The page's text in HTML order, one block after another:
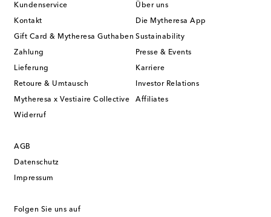
Kundenservice
Kontakt
Gift Card & Mytheresa Guthaben
Zahlung
Lieferung
Retoure & Umtausch
Mytheresa x Vestiaire Collective
Widerruf
Über uns
Die Mytheresa App
Sustainability
Presse & Events
Karriere
Investor Relations
Affiliates
AGB
Datenschutz
Impressum
Folgen Sie uns auf